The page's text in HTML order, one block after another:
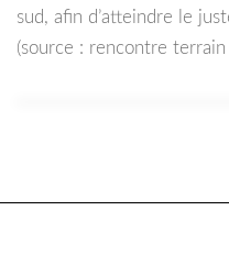
sud, afin d’atteindre le
(source : rencontre